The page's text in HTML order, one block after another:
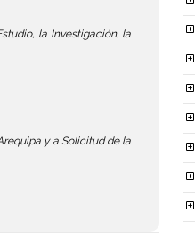
la Investigación, la
y a Solicitud de la